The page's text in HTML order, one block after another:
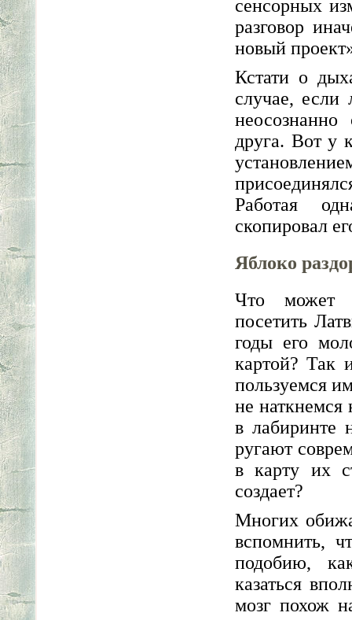
сенсорных
разговор
новый
Кстати о
случае,
друга. Вот у
Работая
скопировал
Яблоко
Что может
посетить
годы его
картой? Так
пользуемся
не наткнемся
в лабиринте
ругают
в карту их
создает?
Многих
вспомнить,
подобию,
казаться
мозг похож